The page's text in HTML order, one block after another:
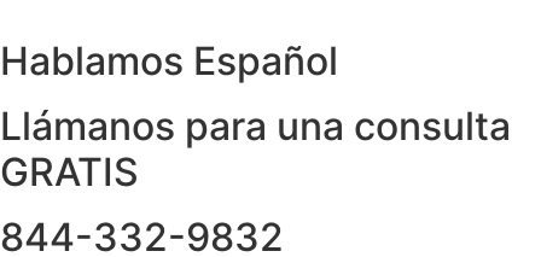
to
content
Hablamos Español
Llámanos para una consulta
GRATIS
844-332-9832